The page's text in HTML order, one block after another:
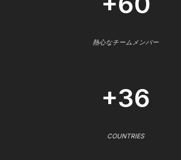
熱心なチームメンバー
+36
COUNTRIES